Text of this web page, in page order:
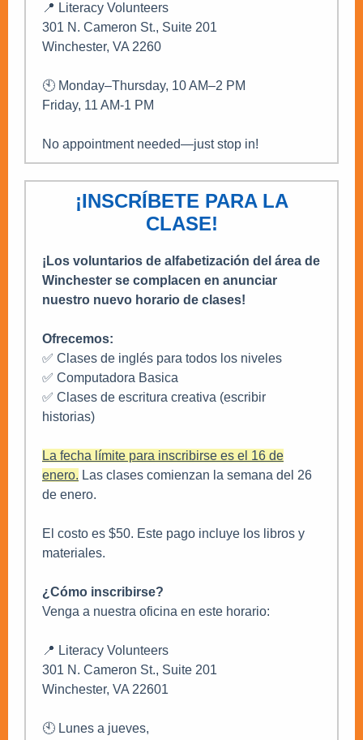
📍 Literacy Volunteers
301 N. Cameron St., Suite 201
Winchester, VA 2260
🕙 Monday–Thursday, 10 AM–2 PM
Friday, 11 AM-1 PM
No appointment needed—just stop in!
¡INSCRÍBETE PARA LA
CLASE!
¡Los voluntarios de alfabetización del área de
Winchester se complacen en anunciar
nuestro nuevo horario de clases!
Ofrecemos:
✅ Clases de inglés para todos los niveles
✅ Computadora Basica
✅ Clases de escritura creativa (escribir
historias)
La fecha límite para inscribirse es el 16 de
enero. Las clases comienzan la semana del 26
de enero.
El costo es $50. Este pago incluye los libros y
materiales.
¿Cómo inscribirse?
Venga a nuestra oficina en este horario:
📍 Literacy Volunteers
301 N. Cameron St., Suite 201
Winchester, VA 22601
🕙 Lunes a jueves,